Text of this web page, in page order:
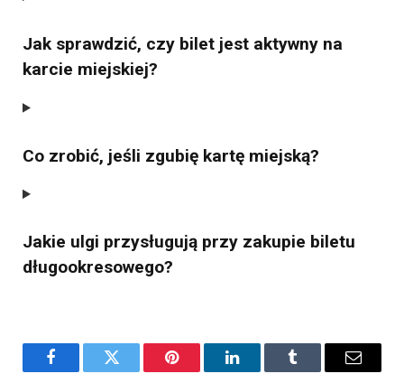
Jak sprawdzić, czy bilet jest aktywny na
karcie miejskiej?
Co zrobić, jeśli zgubię kartę miejską?
Jakie ulgi przysługują przy zakupie biletu
długookresowego?
FacebookTwitter Pinterest LinkedInTumblr Email